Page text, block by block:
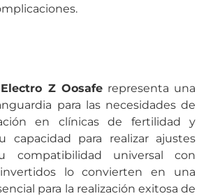
Z Oosaferepresenta una
para las necesidades de
en clínicas de fertilidad y
capacidad para realizar ajustes
compatibilidad universal con
invertidos lo convierten en una
para la realización exitosa de